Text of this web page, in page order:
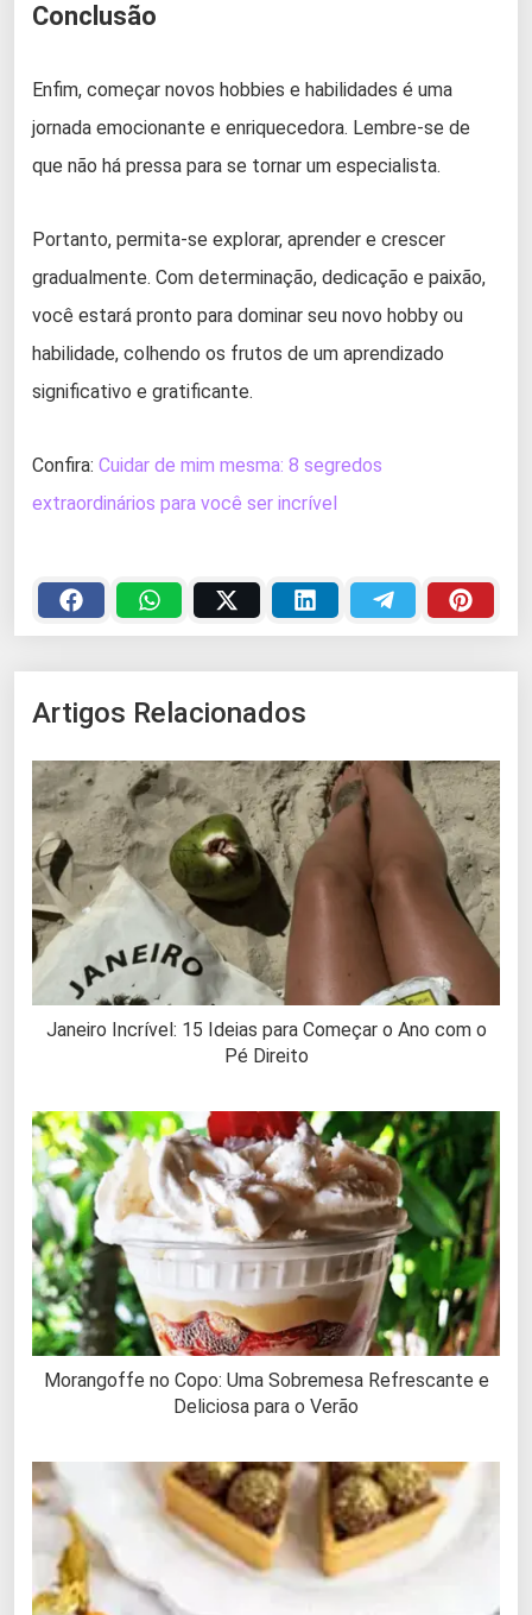
Conclusão
Enfim, começar novos hobbies e habilidades é uma
jornada emocionante e enriquecedora. Lembre-se de
que não há pressa para se tornar um especialista.
Portanto, permita-se explorar, aprender e crescer
gradualmente. Com determinação, dedicação e paixão,
você estará pronto para dominar seu novo hobby ou
habilidade, colhendo os frutos de um aprendizado
significativo e gratificante.
Confira: Cuidar de mim mesma: 8 segredos
extraordinários para você ser incrível
Artigos Relacionados
Janeiro Incrível: 15 Ideias para Começar o Ano com o
Pé Direito
Morangoffe no Copo: Uma Sobremesa Refrescante e
Deliciosa para o Verão